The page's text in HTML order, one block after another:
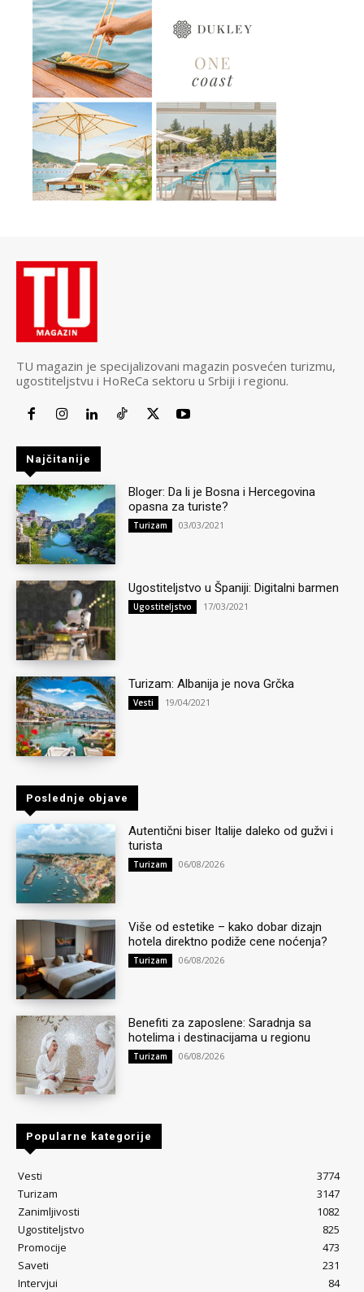
TU magazin je specijalizovani magazin posvećen turizmu,
ugostiteljstvu i HoReCa sektoru u Srbiji i regionu.
Najčitanije
Bloger: Da li je Bosna i Hercegovina
opasna za turiste?
Turizam 03/03/2021
Ugostiteljstvo u Španiji: Digitalni barmen
Ugostiteljstvo 17/03/2021
Turizam: Albanija je nova Grčka
Vesti 19/04/2021
Poslednje objave
Autentični biser Italije daleko od gužvi i
turista
Turizam 06/08/2026
Više od estetike – kako dobar dizajn
hotela direktno podiže cene noćenja?
Turizam 06/08/2026
Benefiti za zaposlene: Saradnja sa
hotelima i destinacijama u regionu
Turizam 06/08/2026
Popularne kategorije
Vesti
3774
Turizam
3147
Zanimljivosti
1082
Ugostiteljstvo
825
Promocije
473
Saveti
231
Intervjui
84